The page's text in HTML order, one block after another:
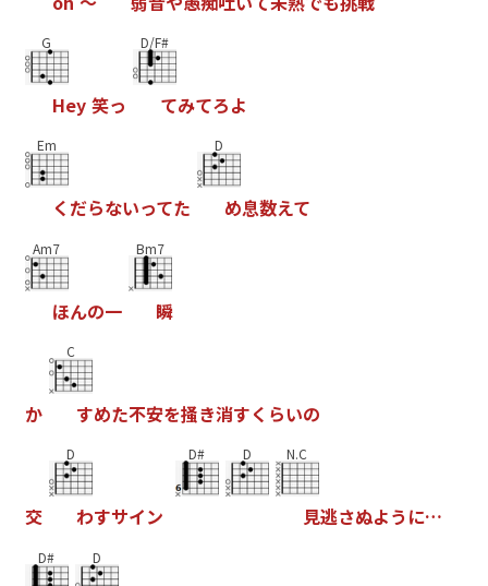
G
Hey 笑っ
D/F#
てみてろよ
Em
く だらないってた
D
め息数えて
Am7
ほんの一
Bm7
瞬
か
C
すめた不安を掻き消すく らいの
交
D
わすサイン
D# D N.C
見逃さぬよう に…
D# D